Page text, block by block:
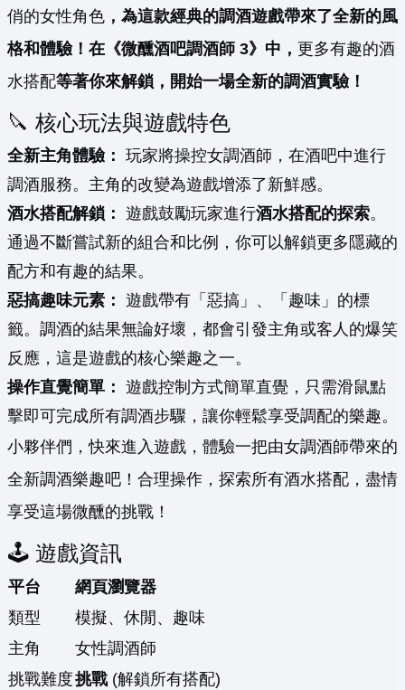
俏的女性角色 ，為這款經典的調酒遊戲帶來了全新的風
格和體驗！在《微醺酒吧調酒師 3》中， 更多有趣的酒
水搭配等著你來解鎖，開始一場全新的調酒實驗！
🔪 核心玩法與遊戲特色
全新主角體驗： 玩家將操控女調酒師，在酒吧中進行
調酒服務。主角的改變為遊戲增添了新鮮感。
酒水搭配解鎖： 遊戲鼓勵玩家進行酒水搭配的探索。
通過不斷嘗試新的組合和比例，你可以解鎖更多隱藏的
配方和有趣的結果。
惡搞趣味元素： 遊戲帶有「惡搞」、「趣味」的標
籤。調酒的結果無論好壞，都會引發主角或客人的爆笑
反應，這是遊戲的核心樂趣之一。
操作直覺簡單： 遊戲控制方式簡單直覺，只需滑鼠點
擊即可完成所有調酒步驟，讓你輕鬆享受調配的樂趣。
小夥伴們，快來進入遊戲，體驗一把由女調酒師帶來的
全新調酒樂趣吧！合理操作，探索所有酒水搭配，盡情
享受這場微醺的挑戰！
🕹️ 遊戲資訊
平台
網頁瀏覽器
類型
模擬、休閒、趣味
主角
女性調酒師
挑戰難度挑戰(解鎖所有搭配)